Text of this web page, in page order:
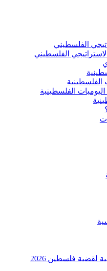
الفلسطيني
الفلسطيني
الفلسطينية
الفلسطينية
لقضية فلسطين 2026